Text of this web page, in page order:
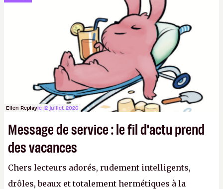
sur le déblocage du jeu en Russie et l'explosion des
joueurs majeurs (+32 %). L'avenir appartient donc
aux adultes, qui ne sont jamais que des enfants
avec du pouvoir d'achat.P.
Ellen Replayle 12 juillet 2026
Message de service : le fil d'actu prend
des vacances
Chers lecteurs adorés, rudement intelligents,
drôles, beaux et totalement hermétiques à la